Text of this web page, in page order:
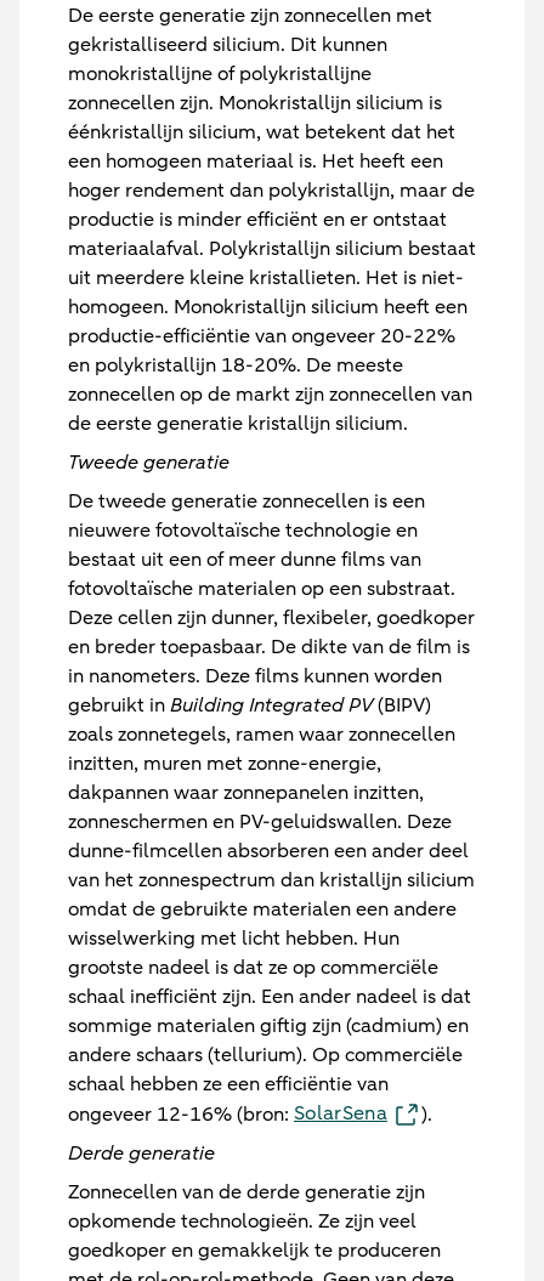
De eerste generatie zijn zonnecellen met
gekristalliseerd silicium. Dit kunnen
monokristallijne of polykristallijne
zonnecellen zijn. Monokristallijn silicium is
éénkristallijn silicium, wat betekent dat het
een homogeen materiaal is. Het heeft een
hoger rendement dan polykristallijn, maar de
productie is minder efficiënt en er ontstaat
materiaalafval. Polykristallijn silicium bestaat
uit meerdere kleine kristallieten. Het is niet-
homogeen. Monokristallijn silicium heeft een
productie-efficiëntie van ongeveer 20-22%
en polykristallijn 18-20%. De meeste
zonnecellen op de markt zijn zonnecellen van
de eerste generatie kristallijn silicium.
Tweede generatie
De tweede generatie zonnecellen is een
nieuwere fotovoltaïsche technologie en
bestaat uit een of meer dunne films van
fotovoltaïsche materialen op een substraat.
Deze cellen zijn dunner, flexibeler, goedkoper
en breder toepasbaar. De dikte van de film is
in nanometers. Deze films kunnen worden
gebruikt inBuilding Integrated PV(BIPV)
zoals zonnetegels, ramen waar zonnecellen
inzitten, muren met zonne-energie,
dakpannen waar zonnepanelen inzitten,
zonneschermen en PV-geluidswallen. Deze
dunne-filmcellen absorberen een ander deel
van het zonnespectrum dan kristallijn silicium
omdat de gebruikte materialen een andere
wisselwerking met licht hebben. Hun
grootste nadeel is dat ze op commerciële
schaal inefficiënt zijn. Een ander nadeel is dat
sommige materialen giftig zijn (cadmium) en
andere schaars (tellurium). Op commerciële
schaal hebben ze een efficiëntie van
ongeveer 12-16% (bron: SolarSena
).
Derde generatie
Zonnecellen van de derde generatie zijn
opkomende technologieën. Ze zijn veel
goedkoper en gemakkelijk te produceren